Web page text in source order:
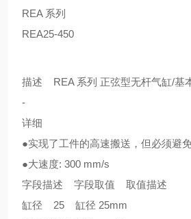
REA 系列
REA25-450
描述 REA 系列 正弦型无杆气缸/基
-
详细
●实现了工件的高速搬送，但必须避
●大速度: 300 mm/s
字段描述 字段取值 取值描述
缸径 25 缸径 25mm